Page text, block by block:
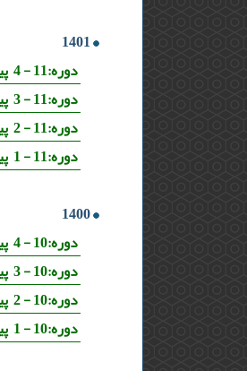
1401
دوره:11 - 4 پیاپی:44
دوره:11 - 3 پیاپی:43
دوره:11 - 2 پیاپی:42
دوره:11 - 1 پیاپی:41
1400
دوره:10 - 4 پیاپی:40
دوره:10 - 3 پیاپی:39
دوره:10 - 2 پیاپی:38
دوره:10 - 1 پیاپی:37